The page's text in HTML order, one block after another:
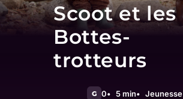
Scoot et les
Bottes-
trotteurs
G 0 5 min Jeunesse